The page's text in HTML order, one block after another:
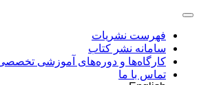
فهرست نشریات
سامانه نشر کتاب
کارگاه‌ها و دوره‌های آموزشی
تماس با ما